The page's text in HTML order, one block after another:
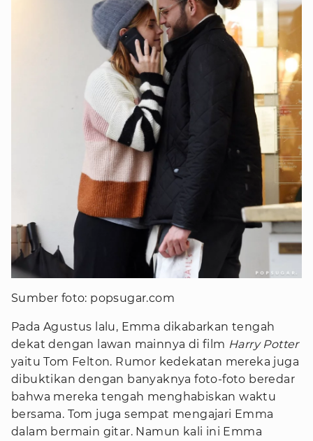
Sumber foto: popsugar.com
Pada Agustus lalu, Emma dikabarkan tengah
dekat dengan lawan mainnya di film Harry Potter
yaitu Tom Felton. Rumor kedekatan mereka juga
dibuktikan dengan banyaknya foto-foto beredar
bahwa mereka tengah menghabiskan waktu
bersama. Tom juga sempat mengajari Emma
dalam bermain gitar. Namun kali ini Emma